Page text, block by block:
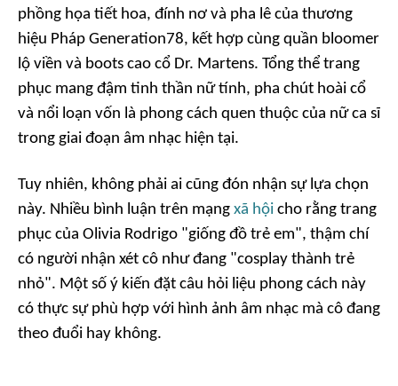
phồng họa tiết hoa, đính nơ và pha lê của thương
hiệu Pháp Generation78, kết hợp cùng quần bloomer
lộ viền và boots cao cổ Dr. Martens. Tổng thể trang
phục mang đậm tinh thần nữ tính, pha chút hoài cổ
và nổi loạn vốn là phong cách quen thuộc của nữ ca sĩ
trong giai đoạn âm nhạc hiện tại.
Tuy nhiên, không phải ai cũng đón nhận sự lựa chọn
này. Nhiều bình luận trên mạng xã hội cho rằng trang
phục của Olivia Rodrigo "giống đồ trẻ em", thậm chí
có người nhận xét cô như đang "cosplay thành trẻ
nhỏ". Một số ý kiến đặt câu hỏi liệu phong cách này
có thực sự phù hợp với hình ảnh âm nhạc mà cô đang
theo đuổi hay không.